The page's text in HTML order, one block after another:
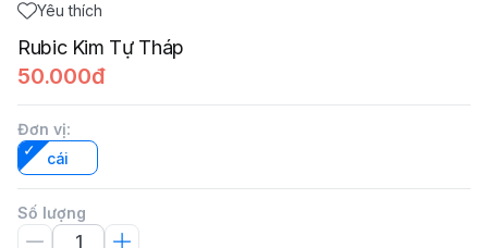
Yêu thích
Rubic Kim Tự Tháp
50.000đ
Đơn vị:
cái
Số lượng